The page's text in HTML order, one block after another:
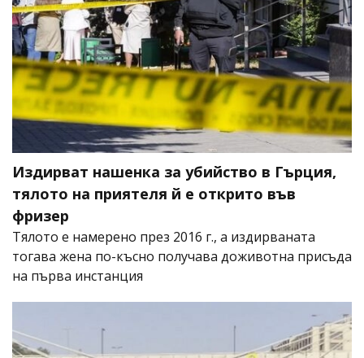
Издирват нашенка за убийство в Гърция,
тялото на приятеля й е открито във
фризер
Тялото е намерено през 2016 г., а издирваната
тогава жена по-късно получава доживотна присъда
на първа инстанция